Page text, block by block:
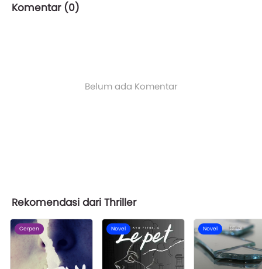
Komentar (0)
Belum ada Komentar
Rekomendasi dari Thriller
Cerpen Novel Novel